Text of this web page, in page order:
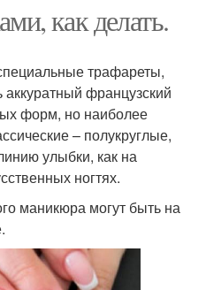
как делать.
трафареты,
французский
форм, но наиболее
– полукруглые,
улыбки, как на
ногтях.
маникюра могут быть на